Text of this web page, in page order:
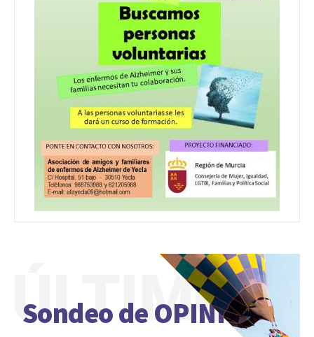
Sondeo de OPINIÓN
ÚLTIMO